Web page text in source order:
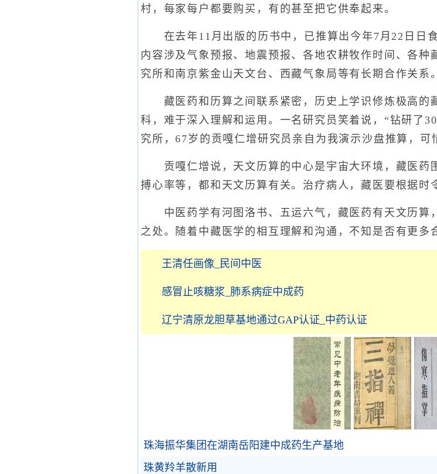
村，每家每户都要购买，有的甚至把它供奉起来。
在去年11月出版的历书中，已推算出今年7月22日日
内容涉及气象预报、地震预报、各地农耕牧作时间、各
究所和南京紫金山天文台、西藏气象局等有长期合作关系。
藏医药和历算之间联系紧密，历史上学识修炼极高的
科，难于深入理解和运用。一名研究员笑着说，“钻研了
究所，67岁的贡嘎仁增研究员亲自为我演示沙盘推算，可
贡嘎仁增说，天文历算的中心是宇宙大环境，藏医药
搏心率等，都和天文历算有关。治疗病人，藏医要根据时
中医药学有河图洛书、五运六气，藏医药有天文历算
之处。随着中藏医学的相互理解和沟通，不知是否有更多
王清任画像_民间中医
感冒止咳糖浆_肺系病症中成药
辽宁清原龙胆草基地通过GAP认证_中药认证
珠海振华集团在湖南岳阳建中成药生产基地
珠黄羚羊散新用